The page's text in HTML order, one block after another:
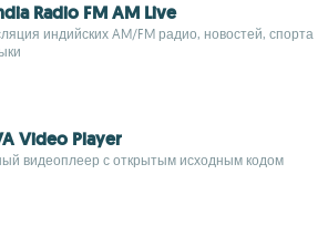
Radio FM AM Live
индийских AM/FM радио, новостей, спорта
Video Player
видеоплеер с открытым исходным кодом